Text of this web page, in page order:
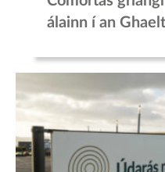
álainn í an